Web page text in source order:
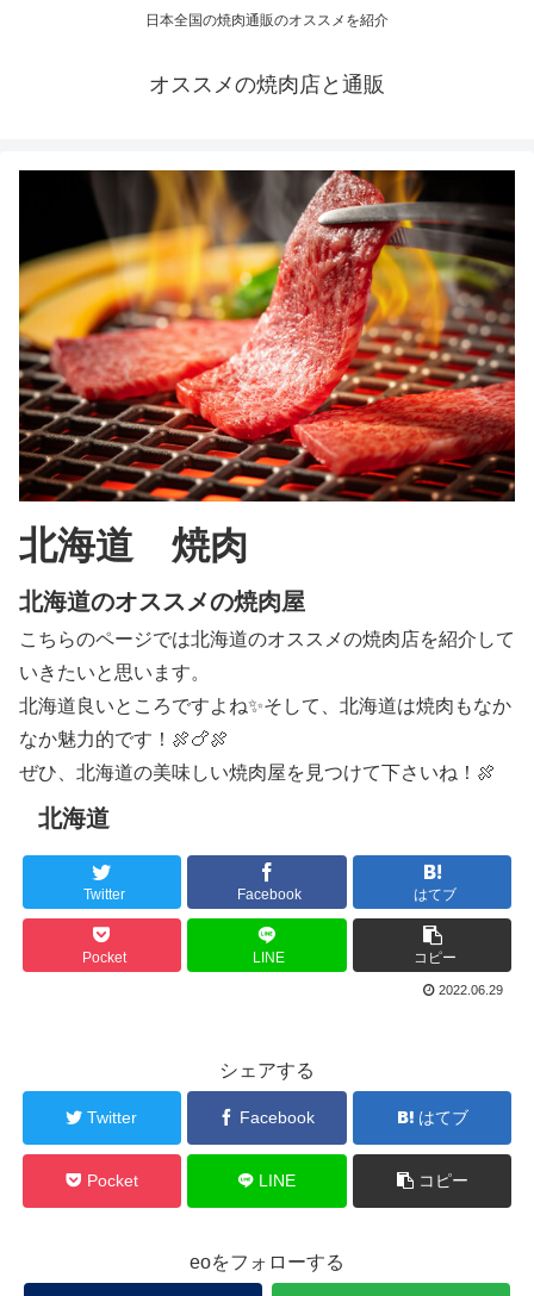
日本全国の焼肉通販のオススメを紹介
オススメの焼肉店と通販
北海道 焼肉
北海道のオススメの焼肉屋
こちらのページでは北海道のオススメの焼肉店を紹介して
いきたいと思います。
北海道良いところですよね✨そして、北海道は焼肉もなか
なか魅力的です！🍖🍗🍖
ぜひ、北海道の美味しい焼肉屋を見つけて下さいね！🍖
北海道
Twitter Facebook はてブ
Pocket LINE コピー
2022.06.29
シェアする
Twitter Facebook はてブ
Pocket LINE コピー
eoをフォローする